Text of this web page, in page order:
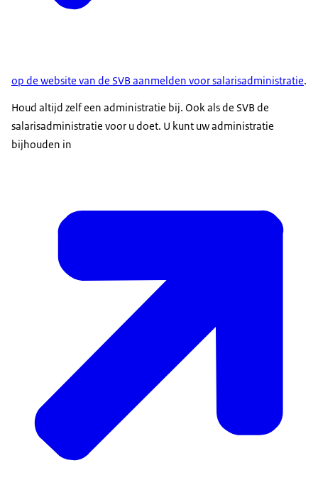
op de website van de SVB aanmelden voor salarisadministratie.
Houd altijd zelf een administratie bij. Ook als de SVB de
salarisadministratie voor u doet. U kunt uw administratie
bijhouden in